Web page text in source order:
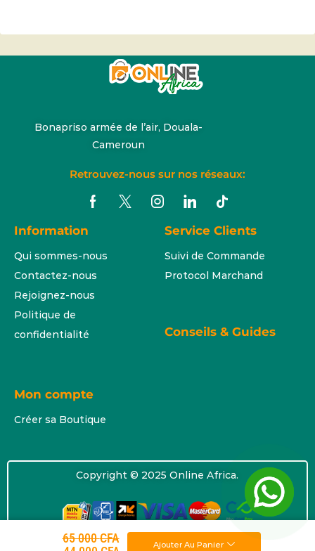
65 000CFA
Ajouter Au Panier
Bonapriso armée de l’air, Douala-
Cameroun
Retrouvez-nous sur nos réseaux:
Information
Qui sommes-nous
Contactez-nous
Rejoignez-nous
Politique de
confidentialité
Service Clients
Suivi de Commande
Protocol Marchand
Conseils & Guides
Mon compte
Créer sa Boutique
Copyright © 2025 Online Africa.